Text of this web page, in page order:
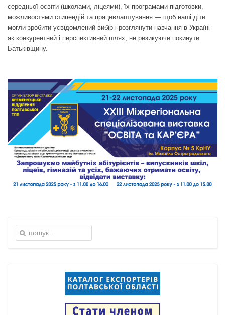
середньої освіти (школами, ліцеями), їх програмами підготовки,
можливостями стипендій та працевлаштування — щоб наші діти
могли зробити усвідомлений вибір і розглянути навчання в Україні
як конкурентний і перспективний шлях, не ризикуючи покинути
Батьківщину.